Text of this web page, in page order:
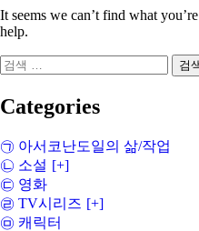
It seems we can’t find what
help.
검
Categories
㉠ 아서코난도일의 삶/작업
㉡ 소설 [+]
㉢ 영화
㉣ TV시리즈 [+]
㉤ 캐릭터